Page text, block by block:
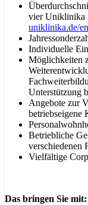
vier Uniklinika
uniklinika.de/
Individuelle
Möglichkeiten
Unterstützung
Angebote zur
betriebseigene
Betriebliche
verschiedenen
Vielfältige
Das bringen Sie mit: